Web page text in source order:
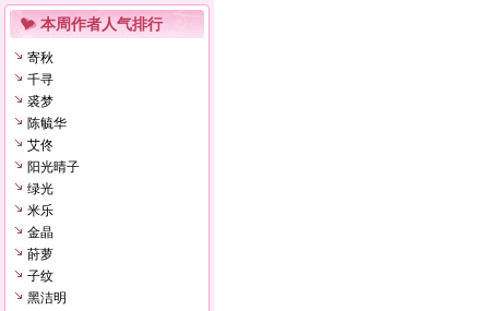
本周作者人气排行
寄秋
千寻
裘梦
陈毓华
艾佟
阳光晴子
绿光
米乐
金晶
莳萝
子纹
黑洁明